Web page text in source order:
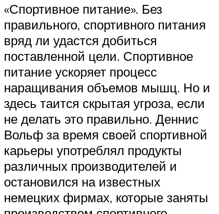
«Спортивное питание». Без
правильного, спортивного питания
вряд ли удастся добиться
поставленной цели. Спортивное
питание ускоряет процесс
наращивания объемов мышц. Но и
здесь таится скрытая угроза, если
не делать это правильно. Деннис
Вольф за время своей спортивной
карьеры употреблял продукты
различных производителей и
остановился на известных
немецких фирмах, которые заняты